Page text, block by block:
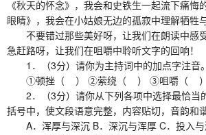
《秋天的怀念》，我会和史铁生一起流下痛悔
眼睛》，我会在小姑娘无边的孤寂中理解牺牲
不要错过那些美好呀，让我们在朗读中感
急赶路呀，让我们在咀嚼中聆听文字的回响！
1．（3分）请你为主持词中的加点字注音。
①顿挫（ ） ②萦绕（ ） ③咀嚼（ ）
2．（3分）请你从下列各项中选择最恰当
括号中，使文段语意完整，内容贴切，音韵和谐
A．浑厚与深沉 B．深沉与浑厚 C．投入与